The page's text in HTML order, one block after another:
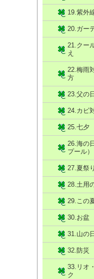
19.紫外
20.ガー
21.クー
え
22.梅雨
方
23.父の
24.カビ
25.七夕
26.海の
プール）
27.夏祭
28.土用
29.この
30.お盆
31.山の
32.防災
33.リオ
ク